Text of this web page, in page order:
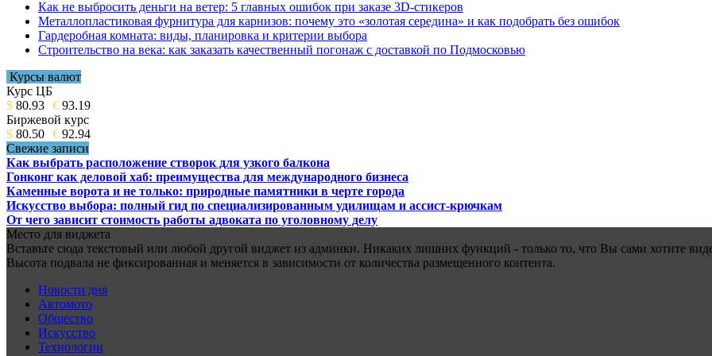
Как не выбросить деньги на ветер: 5 главных ошибок при заказе 3D-стикеров
Металлопластиковая фурнитура для карнизов: почему это «золотая середина» и как подобрать без ошибок
Гардеробная комната: виды, планировка и критерии выбора
Строительство на века: как заказать качественный погонаж с доставкой по Подмосковью
Курсы валют
Курс ЦБ
$ 80.93 € 93.19
Биржевой курс
$ 80.50 € 92.94
Свежие записи
Как выбрать расположение створок для узкого балкона
Гонконг как деловой хаб: преимущества для международного бизнеса
Каменные ворота и не только: природные памятники в черте города
Искусство выбора: полный гид по специализированным удилищам и ассист-крючкам
От чего зависит стоимость работы адвоката по уголовному делу
Место для виджета
Вставьте сюда текстовый или любой другой виджет из админки. Никаких лишних функций - только то, что Вы сами хотите
Высота подвала не фиксированная и меняется в зависимости от количества размещенного контента.
Новости дня
Автомото
Общество
Искусство
Технологии